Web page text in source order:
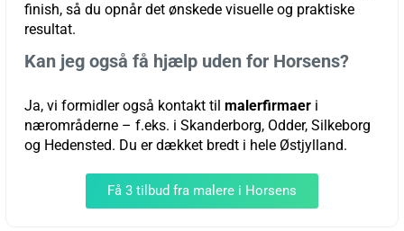
finish, så du opnår det ønskede visuelle og praktiske
resultat.
Kan jeg også få hjælp uden for Horsens?
Ja, vi formidler også kontakt til malerfirmaer i
nærområderne – f.eks. i Skanderborg, Odder, Silkeborg
og Hedensted. Du er dækket bredt i hele Østjylland.
Få 3 tilbud fra malere i Horsens